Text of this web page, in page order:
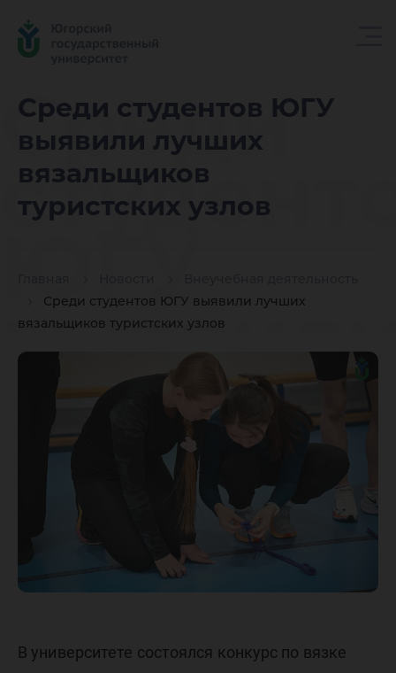
Среди студентов ЮГУ
выявили лучших
вязальщиков
туристских узлов
Среди студентов ЮГУ выявили лучших
вязальщиков туристских узлов
Среди
лучших
узлов
В университете состоялся конкурс по вязке